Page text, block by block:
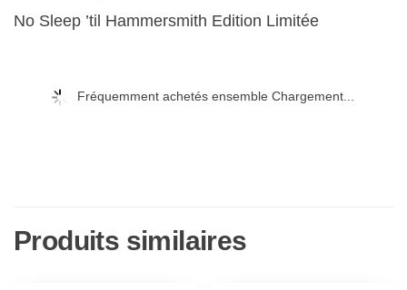
No Sleep ’til Hammersmith Edition Limitée
Fréquemment achetés ensemble Chargement...
Produits similaires